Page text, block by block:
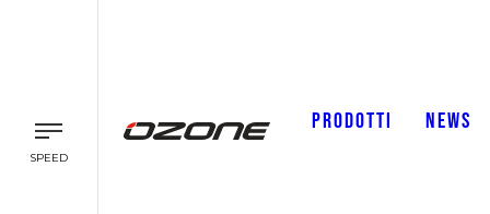
SPEED
PRODOTTI NEWS